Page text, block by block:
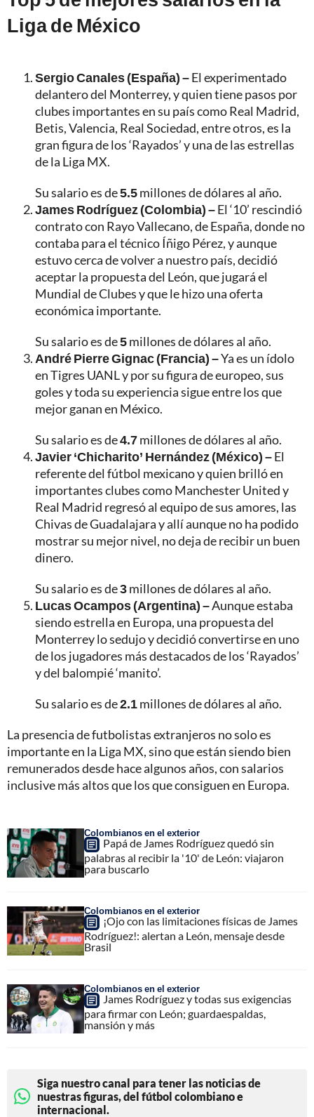
Liga de México
Sergio Canales (España) –El experimentado
delantero del Monterrey, y quien tiene pasos por
clubes importantes en su país como Real Madrid,
Betis, Valencia, Real Sociedad, entre otros, es la
gran figura de los ‘Rayados’ y una de las estrellas
de la Liga MX.
Su salario es de5.5millones de dólares al año.
James Rodríguez (Colombia) –El ‘10’ rescindió
contrato con Rayo Vallecano, de España, donde no
contaba para el técnico Íñigo Pérez, y aunque
estuvo cerca de volver a nuestro país, decidió
aceptar la propuesta del León, que jugará el
Mundial de Clubes y que le hizo una oferta
económica importante.
Su salario es de5millones de dólares al año.
André Pierre Gignac (Francia) –Ya es un ídolo
en Tigres UANL y por su figura de europeo, sus
goles y toda su experiencia sigue entre los que
mejor ganan en México.
Su salario es de4.7millones de dólares al año.
Javier ‘Chicharito’ Hernández (México) –El
referente del fútbol mexicano y quien brilló en
importantes clubes como Manchester United y
Real Madrid regresó al equipo de sus amores, las
Chivas de Guadalajara y allí aunque no ha podido
mostrar su mejor nivel, no deja de recibir un buen
dinero.
Su salario es de3millones de dólares al año.
Lucas Ocampos (Argentina) –Aunque estaba
siendo estrella en Europa, una propuesta del
Monterrey lo sedujo y decidió convertirse en uno
de los jugadores más destacados de los ‘Rayados’
y del balompié ‘manito’.
Su salario es de2.1millones de dólares al año.
La presencia de futbolistas extranjeros no solo es
importante en la Liga MX, sino que están siendo bien
remunerados desde hace algunos años, con salarios
inclusive más altos que los que consiguen en Europa.
Colombianos en el exterior
Papá de James Rodríguez quedó sin
palabras al recibir la '10' de León: viajaron
para buscarlo
Colombianos en el exterior
¡Ojo con las limitaciones físicas de James
Rodríguez!: alertan a León, mensaje desde
Brasil
Colombianos en el exterior
James Rodríguez y todas sus exigencias
para firmar con León; guardaespaldas,
mansión y más
Siga nuestro canal para tener las noticias de
nuestras figuras, del fútbol colombiano e
internacional.